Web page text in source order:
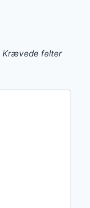
Krævede felter